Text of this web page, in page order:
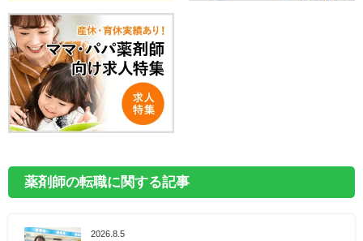
薬剤師の転職に関する記事
2026.8.5